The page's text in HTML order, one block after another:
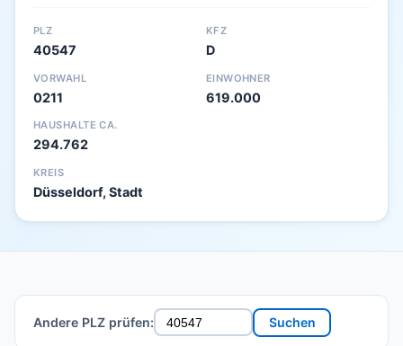
PLZ
40547
KFZ
D
VORWAHL
0211
EINWOHNER
619.000
HAUSHALTE CA.
294.762
KREIS
Düsseldorf, Stadt
Andere PLZ prüfen: Suchen